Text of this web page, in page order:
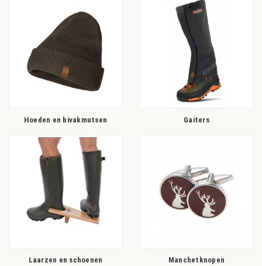
Hoeden en bivakmutsen Gaiters
Laarzen en schoenen
Manchetknopen